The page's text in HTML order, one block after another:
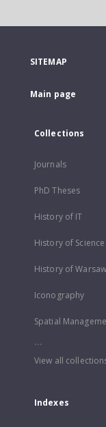
SITEMAP
Main page
Collections
Journals
PhD Theses
History of IT
History of
History of
Iconography
Spatial
...
View all
Indexes